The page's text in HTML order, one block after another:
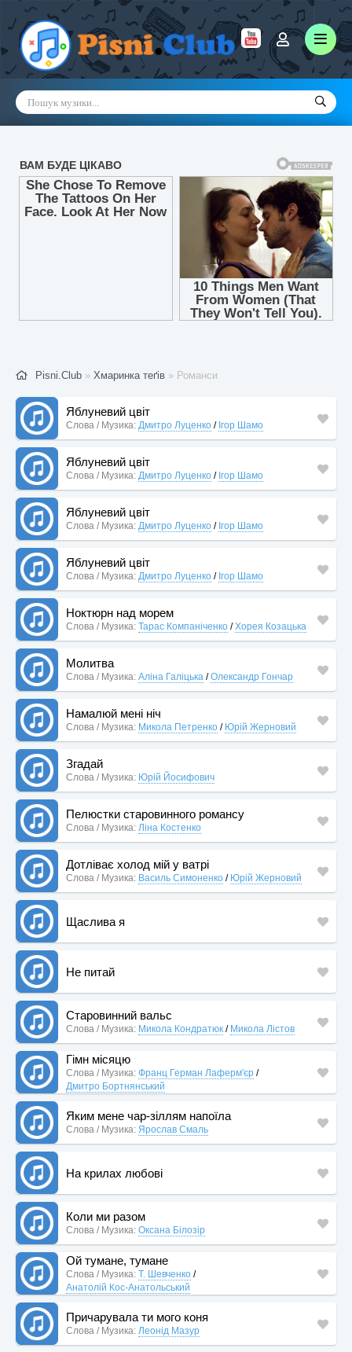
Pisni.Club » Хмаринка теґів » Романси
Яблуневий цвіт
Слова / Музика: Дмитро Луценко / Ігор Шамо
Яблуневий цвіт
Слова / Музика: Дмитро Луценко / Ігор Шамо
Яблуневий цвіт
Слова / Музика: Дмитро Луценко / Ігор Шамо
Яблуневий цвіт
Слова / Музика: Дмитро Луценко / Ігор Шамо
Ноктюрн над морем
Слова / Музика: Тарас Компаніченко /Хорея Козацька
Молитва
Слова / Музика: Аліна Галіцька /Олександр Гончар
Намалюй мені ніч
Слова / Музика: Микола Петренко / Юрій Жерновий
Згадай
Слова / Музика: Юрій Йосифович
Пелюстки старовинного романсу
Слова / Музика: Ліна Костенко
Дотліває холод мій у ватрі
Слова / Музика: Василь Симоненко / Юрій Жерновий
Щаслива я
Не питай
Старовинний вальс
Слова / Музика: Микола Кондратюк / Микола Лістов
Гімн місяцю
Слова / Музика: Франц Герман Лаферм'єр /
Дмитро Бортнянський
Яким мене чар-зіллям напоїла
Слова / Музика: Ярослав Смаль
На крилах любові
Коли ми разом
Слова / Музика: Оксана Білозір
Ой тумане, тумане
Слова / Музика: Т. Шевченко /
Анатолій Кос-Анатольський
Причарувала ти мого коня
Слова / Музика: Леонід Мазур